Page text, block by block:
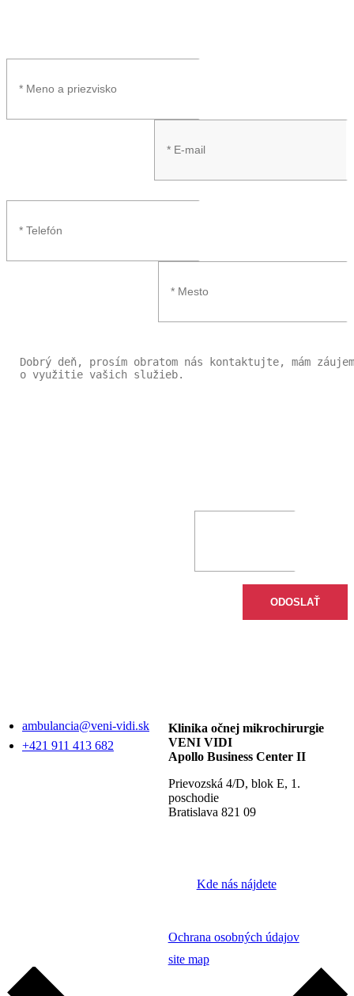
ambulancia@veni-vidi.sk
+421 911 413 682
Klinika očnej mikrochirurgie
VENI VIDI
Apollo Business Center II
Prievozská 4/D, blok E, 1.
poschodie
Bratislava 821 09
Kde nás nájdete
Ochrana osobných údajov
site map